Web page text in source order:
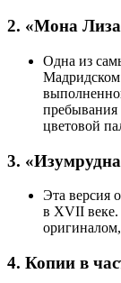
2. «Мона
Одна из
Мадридском
пребывания
цветовой
3.
Эта версия
в XVII веке.
4. Копии в